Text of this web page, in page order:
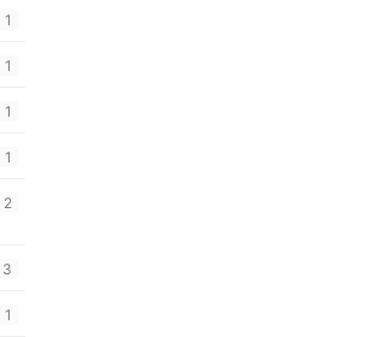
1
1
1
1
2
3
1